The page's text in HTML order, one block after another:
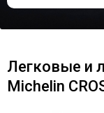
Легковые и
Michelin